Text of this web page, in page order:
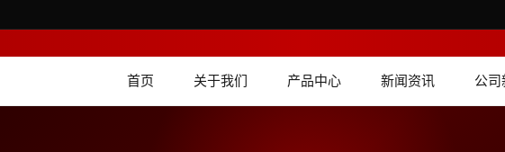
首页 关于我们 产品中心 新闻资讯 公